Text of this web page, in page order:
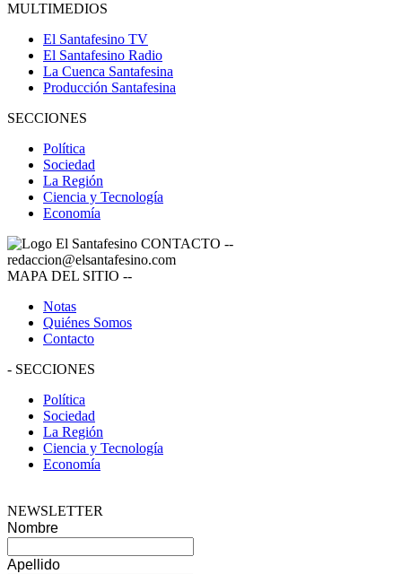
MULTIMEDIOS
El Santafesino TV
El Santafesino Radio
La Cuenca Santafesina
Producción Santafesina
SECCIONES
Política
Sociedad
La Región
Ciencia y Tecnología
Economía
CONTACTO --
redaccion@elsantafesino.com
MAPA DEL SITIO --
Notas
Quiénes Somos
Contacto
- SECCIONES
Política
Sociedad
La Región
Ciencia y Tecnología
Economía
NEWSLETTER
Nombre
Apellido